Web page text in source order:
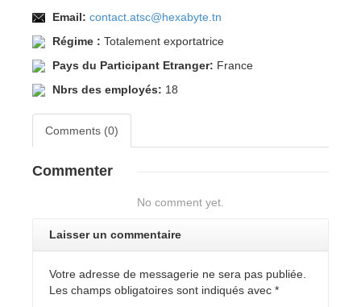
Email: contact.atsc@hexabyte.tn
Régime : Totalement exportatrice
Pays du Participant Etranger: France
Nbrs des employés: 18
Comments (0)
Commenter
No comment yet.
Laisser un commentaire
Votre adresse de messagerie ne sera pas publiée.
Les champs obligatoires sont indiqués avec *